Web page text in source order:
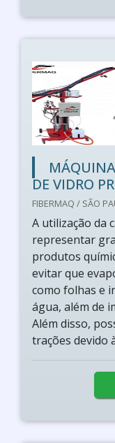
DE VIDRO
FIBERMAQ / SÃO
A utilização da
representar
produtos
evitar que
como folhas e
água, além de
Além disso,
trações devido